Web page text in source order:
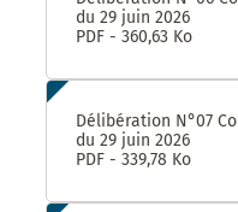
du 29 juin 2026
PDF - 360,63 Ko
Délibération N°07
du 29 juin 2026
PDF - 339,78 Ko